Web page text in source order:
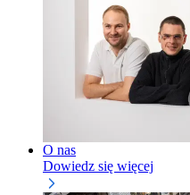
O nas
Dowiedz się więcej